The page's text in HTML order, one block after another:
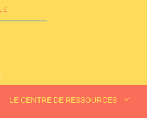
LE CENTRE DE RESSOURCES